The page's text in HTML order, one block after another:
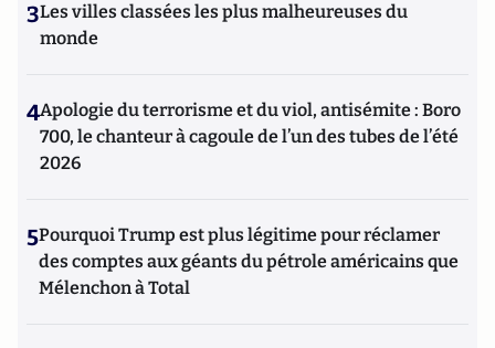
3Les villes classées les plus malheureuses du
monde
4Apologie du terrorisme et du viol, antisémite : Boro
700, le chanteur à cagoule de l’un des tubes de l’été
2026
5Pourquoi Trump est plus légitime pour réclamer
des comptes aux géants du pétrole américains que
Mélenchon à Total